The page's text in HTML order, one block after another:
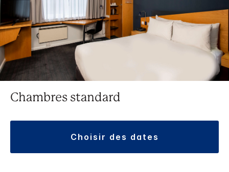
Chambres standard
choisir des dates